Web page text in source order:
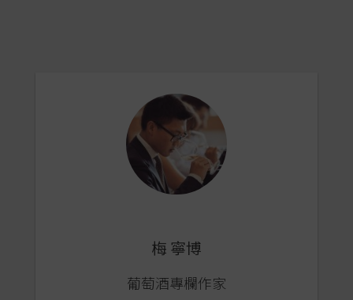
梅 寧博
葡萄酒專欄作家